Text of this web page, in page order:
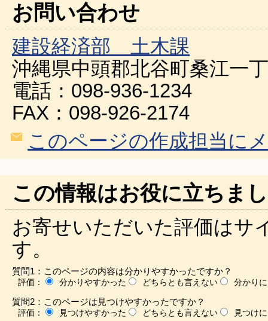
お問い合わせ
建設経済部 土木課
沖縄県中頭郡北谷町桑江一
電話：098-936-1234
FAX：098-926-2174
このページの作成担当に
この情報はお役に立ちま
お寄せいただいた評価はサ
す。
質問1：このページの内容は分かりやすかったですか？
評価： 分かりやすかった どちらとも言えない 分かり
質問2：このページは見つけやすかったですか？
評価： 見つけやすかった どちらとも言えない 見つけ